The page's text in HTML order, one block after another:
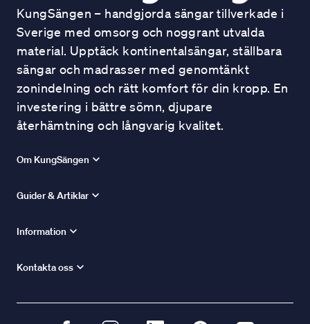
KungSängen – handgjorda sängar tillverkade i
Sverige med omsorg och noggrant utvalda
material. Upptäck kontinentalsängar, ställbara
sängar och madrasser med genomtänkt
zonindelning och rätt komfort för din kropp. En
investering i bättre sömn, djupare
återhämtning och långvarig kvalitet.
Om KungSängen
Guider & Artiklar
Information
Kontakta oss